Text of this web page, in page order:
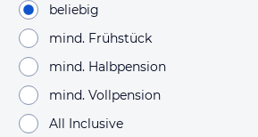
beliebig
mind. Frühstück
mind. Halbpension
mind. Vollpension
All Inclusive